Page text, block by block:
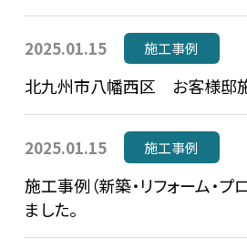
2025.01.15 施工事例
北九州市八幡西区 お客様邸
2025.01.15 施工事例
施工事例（新築・リフォーム・
ました。